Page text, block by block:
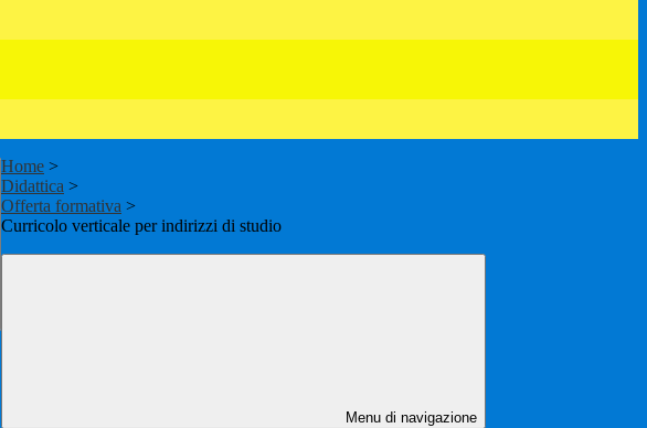
Home >
Didattica >
Offerta formativa >
Curricolo verticale per indirizzi di studio
Menu di navigazione